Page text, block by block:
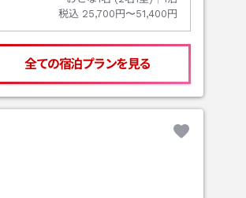
税込 25,700円〜51,400円
全ての宿泊プランを見る